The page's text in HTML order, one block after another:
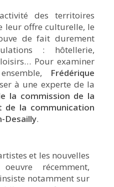
des territoires
leur offre culturelle, le
de fait durement
: hôtellerie,
Pour examiner
Frédérique
à une experte de la
la commission de la
de la communication
Desailly.
et les nouvelles
récemment,
notamment sur